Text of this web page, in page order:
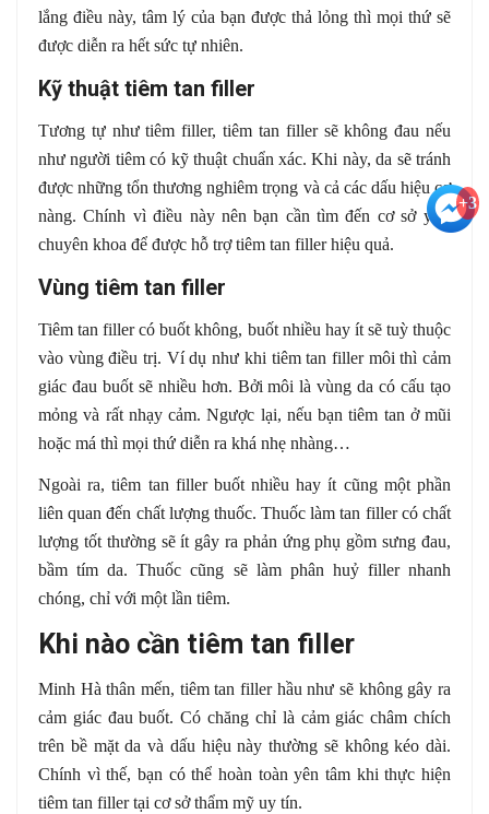
lắng điều này, tâm lý của bạn được thả lỏng thì mọi thứ sẽ
được diễn ra hết sức tự nhiên.
Kỹ thuật tiêm tan filler
Tương tự như tiêm filler, tiêm tan filler sẽ không đau nếu
như người tiêm có kỹ thuật chuẩn xác. Khi này, da sẽ tránh
được những tổn thương nghiêm trọng và cả các dấu hiệu cơ
nàng. Chính vì điều này nên bạn cần tìm đến cơ sở y tế
chuyên khoa để được hỗ trợ tiêm tan filler hiệu quả.
Vùng tiêm tan filler
Tiêm tan filler có buốt không, buốt nhiều hay ít sẽ tuỳ thuộc
vào vùng điều trị. Ví dụ như khi tiêm tan filler môi thì cảm
giác đau buốt sẽ nhiều hơn. Bởi môi là vùng da có cấu tạo
mỏng và rất nhạy cảm. Ngược lại, nếu bạn tiêm tan ở mũi
hoặc má thì mọi thứ diễn ra khá nhẹ nhàng…
Ngoài ra, tiêm tan filler buốt nhiều hay ít cũng một phần
liên quan đến chất lượng thuốc. Thuốc làm tan filler có chất
lượng tốt thường sẽ ít gây ra phản ứng phụ gồm sưng đau,
bầm tím da. Thuốc cũng sẽ làm phân huỷ filler nhanh
chóng, chỉ với một lần tiêm.
Khi nào cần tiêm tan filler
Minh Hà thân mến, tiêm tan filler hầu như sẽ không gây ra
cảm giác đau buốt. Có chăng chỉ là cảm giác châm chích
trên bề mặt da và dấu hiệu này thường sẽ không kéo dài.
Chính vì thế, bạn có thể hoàn toàn yên tâm khi thực hiện
tiêm tan filler tại cơ sở thẩm mỹ uy tín.
+3